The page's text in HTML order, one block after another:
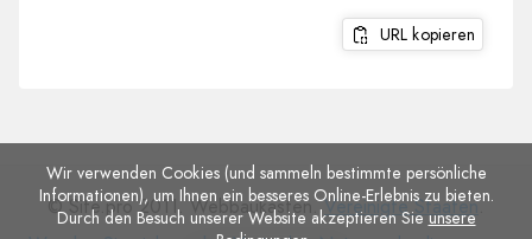
URL kopieren
© Site.pro 2011. Webbaukasten.Vereinigte Staaten.
Wir verwenden Cookies (und sammeln bestimmte persönliche
Informationen), um Ihnen ein besseres Online-Erlebnis zu bieten.
Durch den Besuch unserer Website akzeptieren Sie unsere